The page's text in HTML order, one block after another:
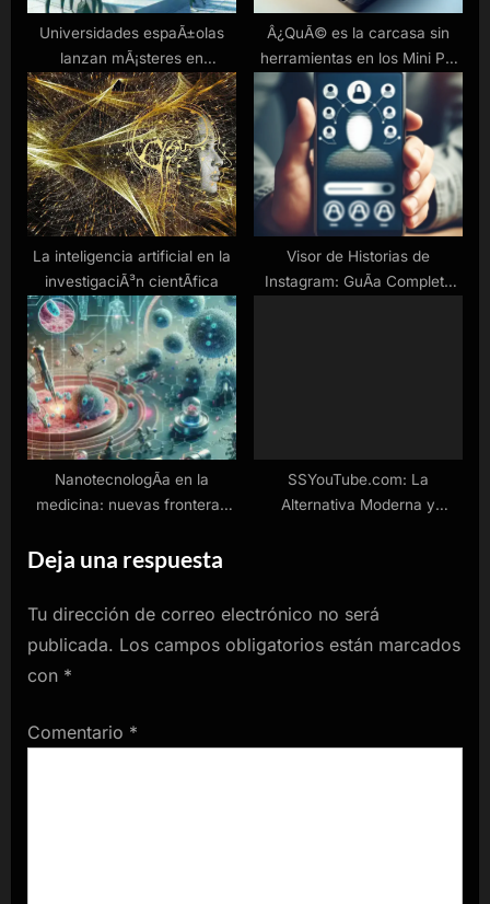
Universidades espaÃ±olas
lanzan mÃ¡steres en
ciberseguridad aplicada a
salud
Â¿QuÃ© es la carcasa sin
herramientas en los Mini PC
Sapphire Edge AI?
La inteligencia artificial en la
investigaciÃ³n cientÃ­fica
Visor de Historias de
Instagram: GuÃ­a Completa
NanotecnologÃ­a en la
medicina: nuevas fronteras
enfermedades
SSYouTube.com: La
Alternativa Moderna y
Deja una respuesta
Tu dirección de correo electrónico no será
publicada. Los campos obligatorios están marcados
con *
Comentario *